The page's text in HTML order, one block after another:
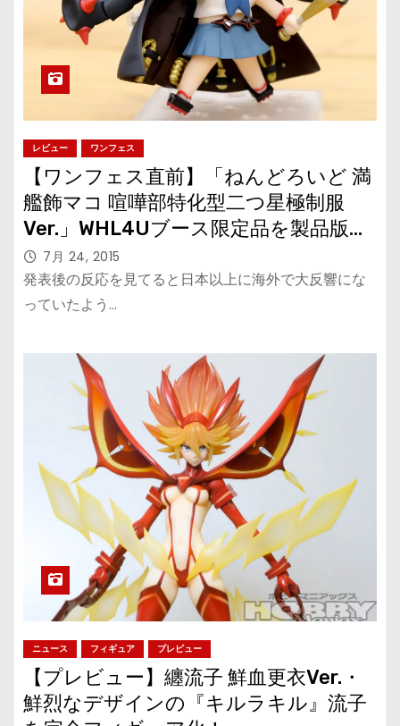
レビュー ワンフェス
【ワンフェス直前】「ねんどろいど 満
艦飾マコ 喧嘩部特化型二つ星極制服
Ver.」WHL4Uブース限定品を製品版で
チェック！
7月 24, 2015
発表後の反応を見てると日本以上に海外で大反響にな
っていたよう…
ニュース フィギュア プレビュー
【プレビュー】纏流子 鮮血更衣Ver.・
鮮烈なデザインの『キルラキル』流子